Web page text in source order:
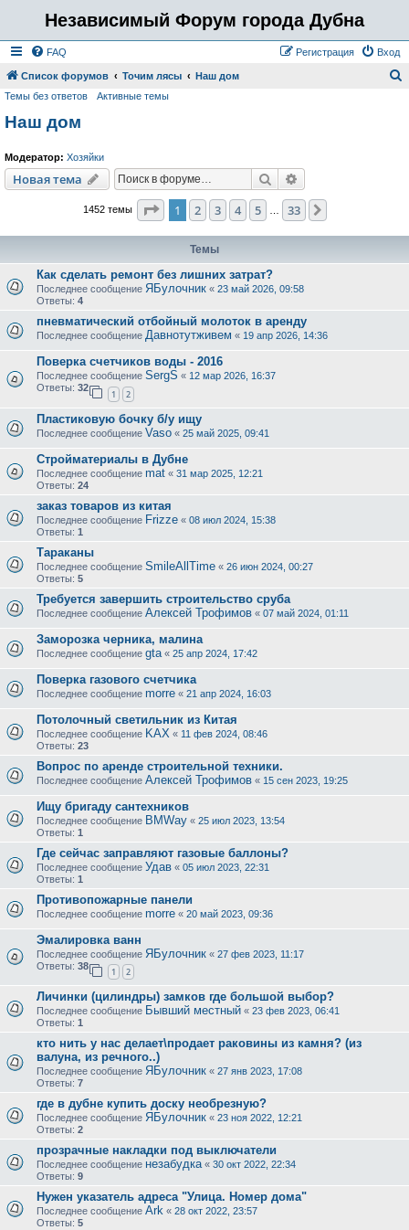
Независимый Форум города Дубна
FAQ Вход
Регистрация
Список форумов Точим лясы Наш дом
Темы без ответов Активные темы
Наш дом
Модератор: Хозяйки
Новая тема Поиск
1452 темы Страница из 33
1 2 3 4 5 33
Темы
Как сделать ремонт без лишних затрат?
Последнее сообщение ЯБулочник « 23 май 2026, 09:58
Ответы: 4
пневматический отбойный молоток в аренду
Последнее сообщение Давнотутживем « 19 апр 2026, 14:36
Поверка счетчиков воды - 2016
Последнее сообщение SergS « 12 мар 2026, 16:37
Ответы: 32
1 2
Пластиковую бочку б/у ищу
Последнее сообщение Vaso « 25 май 2025, 09:41
Стройматериалы в Дубне
Последнее сообщение mat « 31 мар 2025, 12:21
Ответы: 24
заказ товаров из китая
Последнее сообщение Frizze « 08 июл 2024, 15:38
Ответы: 1
Тараканы
Последнее сообщение SmileAllTime « 26 июн 2024, 00:27
Ответы: 5
Требуется завершить строительство сруба
Последнее сообщение Алексей Трофимов « 07 май 2024, 01:11
Заморозка черника, малина
Последнее сообщение gta « 25 апр 2024, 17:42
Поверка газового счетчика
Последнее сообщение morre « 21 апр 2024, 16:03
Потолочный светильник из Китая
Последнее сообщение KAX « 11 фев 2024, 08:46
Ответы: 23
Вопрос по аренде строительной техники.
Последнее сообщение Алексей Трофимов « 15 сен 2023, 19:25
Ищу бригаду сантехников
Последнее сообщение BMWay « 25 июл 2023, 13:54
Ответы: 1
Где сейчас заправляют газовые баллоны?
Последнее сообщение Удав « 05 июл 2023, 22:31
Ответы: 1
Противопожарные панели
Последнее сообщение morre « 20 май 2023, 09:36
Эмалировка ванн
Последнее сообщение ЯБулочник « 27 фев 2023, 11:17
Ответы: 38
1 2
Личинки (цилиндры) замков где большой выбор?
Последнее сообщение Бывший местный « 23 фев 2023, 06:41
Ответы: 1
кто нить у нас делает\продает раковины из камня? (из
валуна, из речного..)
Последнее сообщение ЯБулочник « 27 янв 2023, 17:08
Ответы: 7
где в дубне купить доску необрезную?
Последнее сообщение ЯБулочник « 23 ноя 2022, 12:21
Ответы: 2
прозрачные накладки под выключатели
Последнее сообщение незабудка « 30 окт 2022, 22:34
Ответы: 9
Нужен указатель адреса "Улица. Номер дома"
Последнее сообщение Ark « 28 окт 2022, 23:57
Ответы: 5